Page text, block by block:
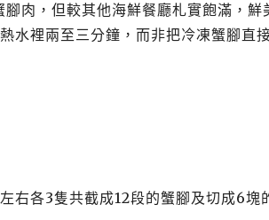
腳肉，但較其他海鮮餐廳札實飽滿，鮮
水裡兩至三分鐘，而非把冷凍蟹腳直
右各3隻共截成12段的蟹腳及切成6塊